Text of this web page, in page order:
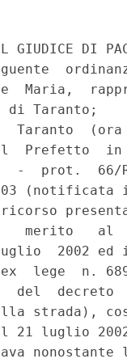
GIUDICE DI
Maria,
di Taranto;
Taranto
Prefetto
-  prot.
(notificata
merito   al
2002 ed
ex  lege  n.
decreto
strada),
21 luglio